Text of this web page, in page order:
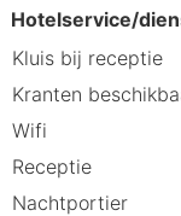
Hotelservice/
Kluis bij receptie
Kranten
Wifi
Receptie
Nachtportier